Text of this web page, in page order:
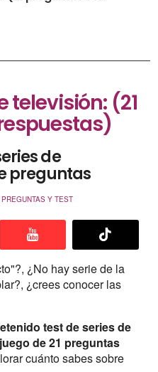
televisión: (21
de
preguntas
PREGUNTAS Y TEST
¿No hay serie de la
¿crees conocer las
test de series de
juego de 21 preguntas
cuánto sabes sobre